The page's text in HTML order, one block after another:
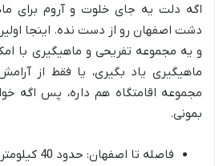
اگه دلت یه جای خلوت و آروم برای
دشت اصفهان رو از دست نده. اینجا
و یه مجموعه تفریحی و ماهیگیری با
ماهیگیری یاد بگیری، یا فقط از
مجموعه اقامتگاه هم داره، پس اگه
بمونی.